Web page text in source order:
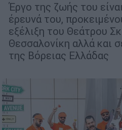
Έργο της ζωής του
έρευνά του,
εξέλιξη του Θεάτρου
Θεσσαλονίκη αλλά και
της Βόρειας Ελλάδας